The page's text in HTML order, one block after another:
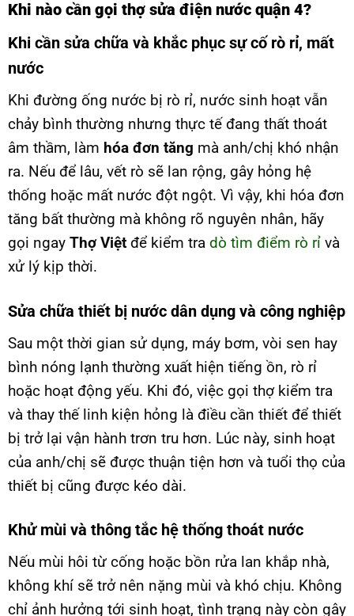
Khi nào cần gọi thợ sửa điện nước quận 4?
Khi cần sửa chữa và khắc phục sự cố rò rỉ, mất
nước
Khi đường ống nước bị rò rỉ, nước sinh hoạt vẫn
chảy bình thường nhưng thực tế đang thất thoát
âm thầm, làm hóa đơn tăng mà anh/chị khó nhận
ra. Nếu để lâu, vết rò sẽ lan rộng, gây hỏng hệ
thống hoặc mất nước đột ngột. Vì vậy, khi hóa đơn
tăng bất thường mà không rõ nguyên nhân, hãy
gọi ngay Thợ Việt để kiểm tra dò tìm điểm rò rỉ và
xử lý kịp thời.
Sửa chữa thiết bị nước dân dụng và công nghiệp
Sau một thời gian sử dụng, máy bơm, vòi sen hay
bình nóng lạnh thường xuất hiện tiếng ồn, rò rỉ
hoặc hoạt động yếu. Khi đó, việc gọi thợ kiểm tra
và thay thế linh kiện hỏng là điều cần thiết để thiết
bị trở lại vận hành trơn tru hơn. Lúc này, sinh hoạt
của anh/chị sẽ được thuận tiện hơn và tuổi thọ của
thiết bị cũng được kéo dài.
Khử mùi và thông tắc hệ thống thoát nước
Nếu mùi hôi từ cống hoặc bồn rửa lan khắp nhà,
không khí sẽ trở nên nặng mùi và khó chịu. Không
chỉ ảnh hưởng tới sinh hoạt, tình trạng này còn gây